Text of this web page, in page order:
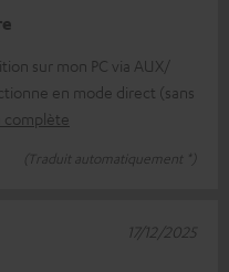
sur mon PC via AUX/
en mode direct (sans
complète
(Traduit automatiquement *)
17/12/2025